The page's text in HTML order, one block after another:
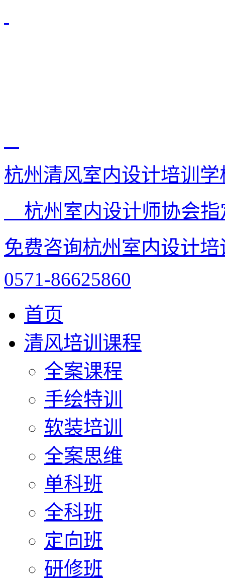
杭州清风室内设计培训学
杭州室内设计师协会
免费咨询杭州室内设计
0571-86625860
首页
清风培训课程
全案课程
手绘特训
软装培训
全案思维
单科班
全科班
定向班
研修班